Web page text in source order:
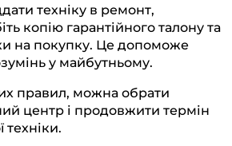
техніку в ремонт,
копію гарантійного талону та
на покупку. Це допоможе
у майбутньому.
правил, можна обрати
центр і продовжити термін
техніки.